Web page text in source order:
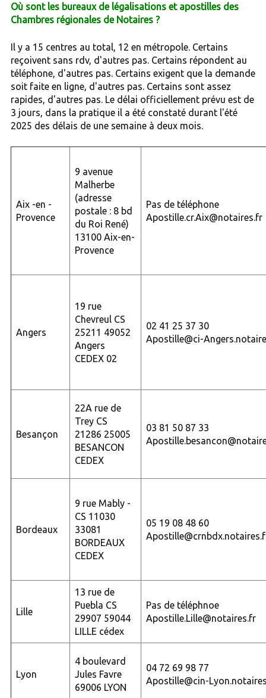
Où sont les bureaux de légalisations et apostilles des
Chambres régionales de Notaires ?
Il y a 15 centres au total, 12 en métropole. Certains
reçoivent sans rdv, d'autres pas. Certains répondent au
téléphone, d'autres pas. Certains exigent que la demande
soit faite en ligne, d'autres pas. Certains sont assez
rapides, d'autres pas. Le délai officiellement prévu est de
3 jours, dans la pratique il a été constaté durant l'été
2025 des délais de une semaine à deux mois.
Aix -en -
Provence
9 avenue
Malherbe
(adresse
postale : 8 bd
du Roi René)
13100 Aix-en-
Provence
Pas de téléphone
Apostille.cr.Aix@notaires.fr
Angers
19 rue
Chevreul CS
25211 49052
Angers
CEDEX 02
02 41 25 37 30
Apostille@ci-
Besançon
22A rue de
Trey CS
21286 25005
BESANCON
CEDEX
03 81 50 87 33
Bordeaux
9 rue Mably -
CS 11030
33081
BORDEAUX
CEDEX
05 19 08 48 60
Lille
13 rue de
Puebla CS
29907 59044
LILLE cédex
Pas de téléphnoe
Apostille.Lille@notaires.fr
Lyon
4 boulevard
Jules Favre
69006 LYON
04 72 69 98 77
Apostille@cin-